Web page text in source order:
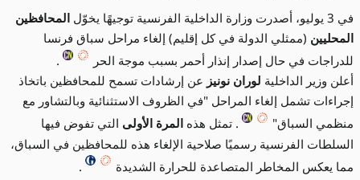
في 3 يوليو، أصدرت وزارة الداخلية الفرنسية توجيهًا يخوّل
المحافظين
المحليين (ممثلي الدولة في كل إقليم) إلغاء مراحل سباق فرنسا
للدراجات في حال إصدار إنذار أحمر بسبب موجة الحر
.
أعلن وزير الداخلية لوران نونيز عن إرشادات تسمح للمحافظين باتخاذ
إجراءات تشمل إلغاء المراحل "في الظروف الاستثنائية وبالتشاور مع
منظمي السباق"
. تمثل هذهالمرة الأولى التي تفوض فيها
السلطات الفرنسية رسميًا صلاحية الإلغاء هذه للمحافظين في السباق،
مما يعكس المخاطر المتصاعدة للحرارة الشديدة
.